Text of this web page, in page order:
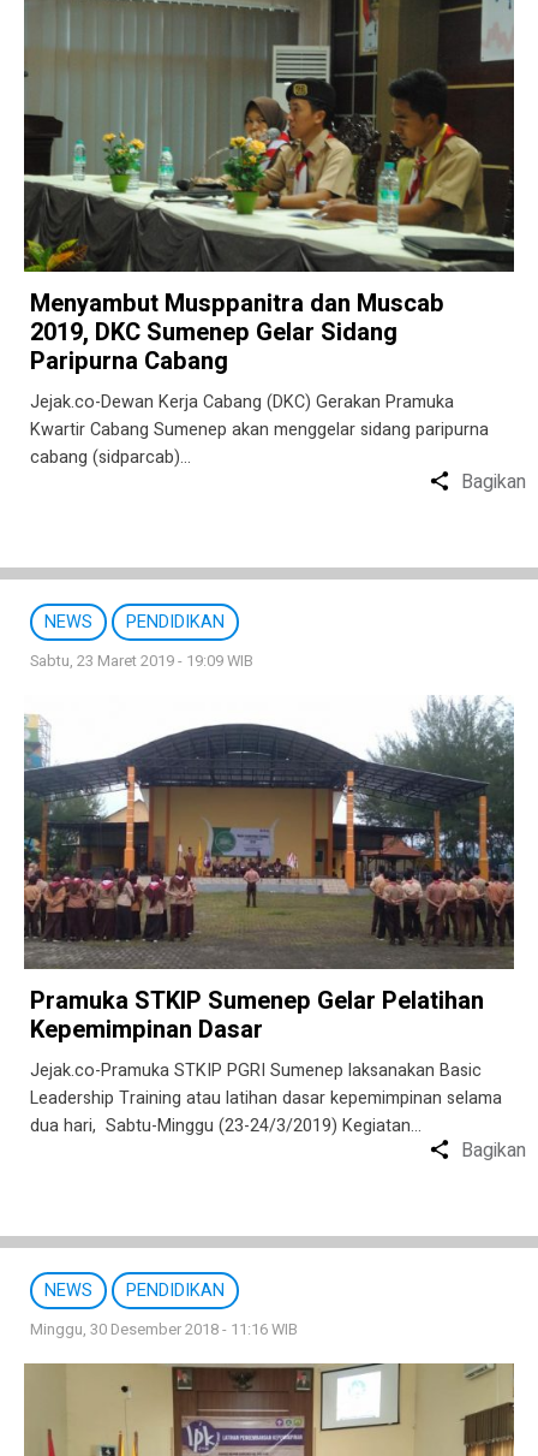
Menyambut Musppanitra dan Muscab
2019, DKC Sumenep Gelar Sidang
Paripurna Cabang
Jejak.co-Dewan Kerja Cabang (DKC) Gerakan Pramuka
Kwartir Cabang Sumenep akan menggelar sidang paripurna
cabang (sidparcab)…
Bagikan
NEWS PENDIDIKAN
Sabtu, 23 Maret 2019 - 19:09 WIB
Pramuka STKIP Sumenep Gelar Pelatihan
Kepemimpinan Dasar
Jejak.co-Pramuka STKIP PGRI Sumenep laksanakan Basic
Leadership Training atau latihan dasar kepemimpinan selama
dua hari, Sabtu-Minggu (23-24/3/2019) Kegiatan…
Bagikan
NEWS PENDIDIKAN
Minggu, 30 Desember 2018 - 11:16 WIB